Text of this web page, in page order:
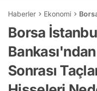
Haberler Ekonomi
Borsa
Sonrası